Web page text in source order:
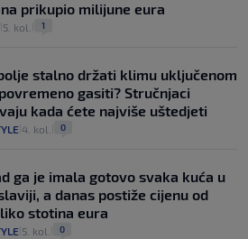
prikupio milijune eura
5. kol. 1
stalno držati klimu uključenom
gasiti? Stručnjaci
kada ćete najviše uštedjeti
4. kol. 0
ga je imala gotovo svaka kuća u
a danas postiže cijenu od
stotina eura
5. kol. 0